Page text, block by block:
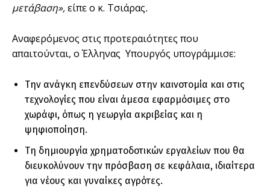
μετάβαση»,είπε ο κ. Τσιάρας.
Αναφερόμενος στις προτεραιότητες που
απαιτούνται, ο Έλληνας Υπουργός υπογράμμισε:
Την ανάγκη επενδύσεων στην καινοτομία και στις
τεχνολογίες που είναι άμεσα εφαρμόσιμες στο
χωράφι, όπως η γεωργία ακριβείας και η
ψηφιοποίηση.
Τη δημιουργία χρηματοδοτικών εργαλείων που θα
διευκολύνουν την πρόσβαση σε κεφάλαια, ιδιαίτερα
για νέους και γυναίκες αγρότες.